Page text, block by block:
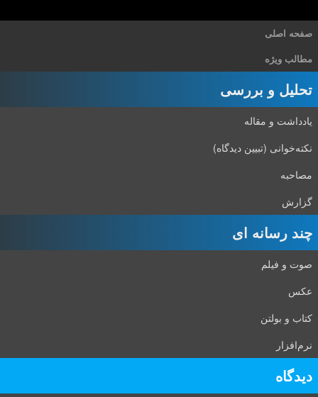
صفحه اصلی
مطالب ویژه
تحلیل و بررسی
یادداشت و مقاله
نکته‌خوانی (تبیین دیدگاه)
مصاحبه
گزارش
چند رسانه ای
صوت و فیلم
عکس
کتاب و بولتن
نرم‌افزار
دیدگاه‌